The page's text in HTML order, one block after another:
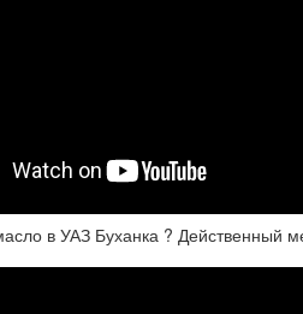
в УАЗ Буханка ? Действенный